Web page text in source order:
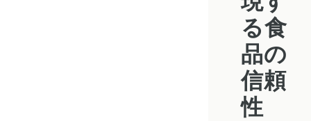
る食
品の
信頼
性